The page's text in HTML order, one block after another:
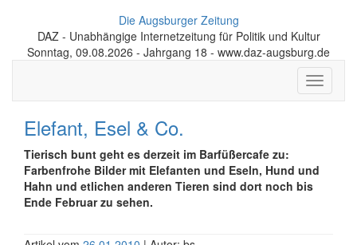
Die Augsburger Zeitung
DAZ - Unabhängige Internetzeitung für Politik und Kultur
Sonntag, 09.08.2026 - Jahrgang 18 - www.daz-augsburg.de
Toggle
Elefant, Esel & Co.
Tierisch bunt geht es derzeit im Barfüßercafe zu:
Farbenfrohe Bilder mit Elefanten und Eseln, Hund und
Hahn und etlichen anderen Tieren sind dort noch bis
Ende Februar zu sehen.